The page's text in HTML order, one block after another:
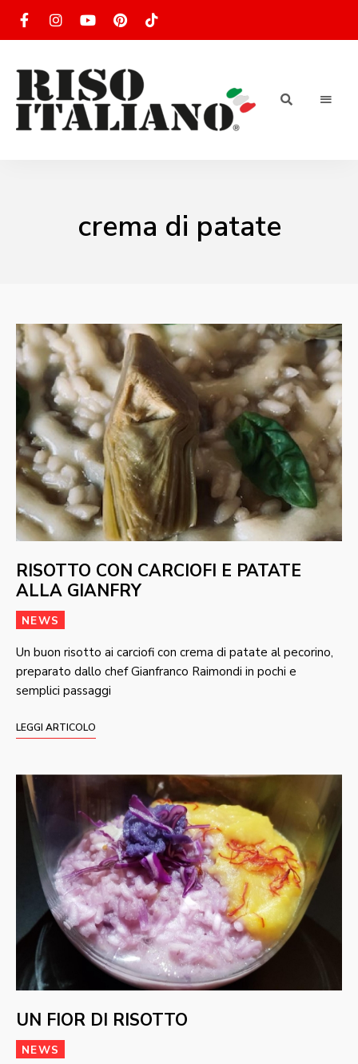
Ricettario
di ricettecrema di patate
RISOTTO CON CARCIOFI E PATATE
ALLA GIANFRY
NEWS
Un buon risotto ai carciofi con crema di patate al pecorino,
preparato dallo chef Gianfranco Raimondi in pochi e
semplici passaggi
LEGGI ARTICOLO
UN FIOR DI RISOTTO
NEWS